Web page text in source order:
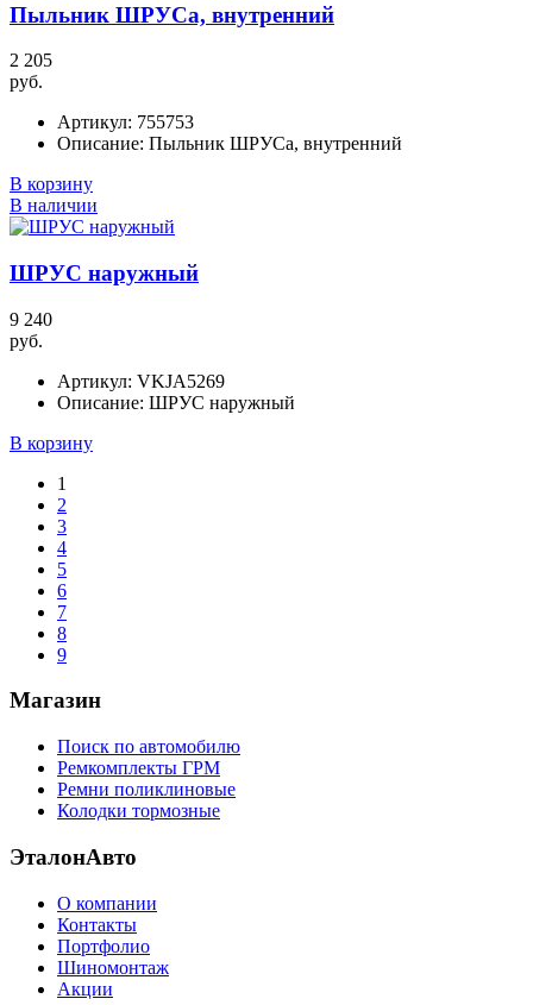
Пыльник ШРУСа, внутренний
2 205
руб.
Артикул: 755753
Описание: Пыльник ШРУСа, внутренний
В корзину
В наличии
ШРУС наружный
9 240
руб.
Артикул: VKJA5269
Описание: ШРУС наружный
В корзину
1
2
3
4
5
6
7
8
9
Магазин
Поиск по автомобилю
Ремкомплекты ГРМ
Ремни поликлиновые
Колодки тормозные
ЭталонАвто
О компании
Контакты
Портфолио
Шиномонтаж
Акции